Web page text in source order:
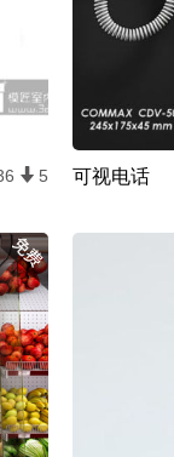
5 可视电话